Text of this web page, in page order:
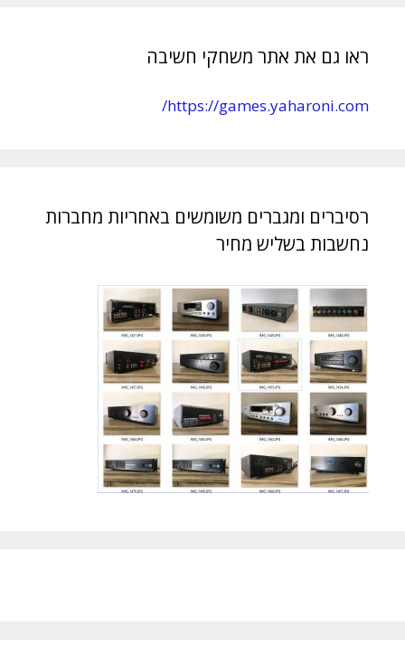
ראו גם את אתר משחקי חשיבה
https://games.yaharoni.com/
רסיברים ומגברים משומשים באחריות מחברות
נחשבות בשליש מחיר